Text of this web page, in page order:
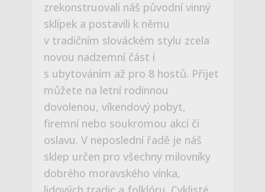
oslavu. V neposlední řadě je náš
sklep určen pro všechny milovníky
dobrého moravského vínka,
lidových tradic a folklóru. Cyklisté
zajisté ocení spoustu cyklotras,
kterými je náš region protkán.
Velmi výhodná poloha Nechor také
vybízí k výletům do okolí. Věříme,
že si pobyt užijete a budete se k
nám rádi vracet.Na viděnou se těší
Alena a Jiří Maršálkovi